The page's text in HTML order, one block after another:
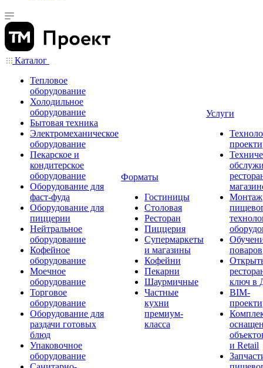
Каталог
Тепловое
оборудование
Холодильное
оборудование
Бытовая техника
Электромеханическое
оборудование
Пекарское и
кондитерское
оборудование
Оборудование для
фаст-фуда
Оборудование для
пиццерии
Нейтральное
оборудование
Кофейное
оборудование
Моечное
оборудование
Торговое
оборудование
Оборудование для
раздачи готовых
блюд
Упаковочное
оборудование
Форматы
Гостиницы
Столовая
Ресторан
Пиццерия
Супермаркеты
и магазины
Кофейни
Пекарни
Шаурмичные
Частные
кухни
премиум-
класса
Услуги
Монтаж
поваров
ключ в
BIM-
и Retail